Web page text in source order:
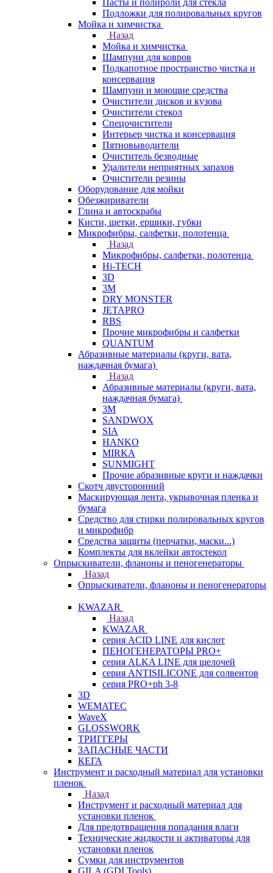
Пасты и полироли для стекла
Подложки для полировальных кругов
Мойка и химчистка
Назад
Мойка и химчистка
Шампуни для ковров
Подкапотное пространство чистка и
консервация
Шампуни и моющие средства
Очистители дисков и кузова
Очистители стекол
Спецочистители
Интерьер чистка и консервация
Пятновыводители
Очиститель безводные
Удалители неприятных запахов
Очистители резины
Оборудование для мойки
Обезжириватели
Глина и автоскрабы
Кисти, щетки, ершики, губки
Микрофибры, салфетки, полотенца
Назад
Микрофибры, салфетки, полотенца
Hi-TECH
3D
3М
DRY MONSTER
JETAPRO
RBS
Прочие микрофибры и салфетки
QUANTUM
Абразивные материалы (круги, вата,
наждачная бумага)
Назад
Абразивные материалы (круги, вата,
наждачная бумага)
3М
SANDWOX
SIA
HANKO
MIRKA
SUNMIGHT
Прочие абразивные круги и наждачки
Скотч двусторонний
Маскирующая лента, укрывочная пленка и
бумага
Средство для стирки полировальных кругов
и микрофибр
Средства защиты (перчатки, маски...)
Комплекты для вклейки автостекол
Опрыскиватели, фланоны и пеногенераторы
Назад
Опрыскиватели, фланоны и пеногенераторы
KWAZAR
Назад
KWAZAR
серия ACID LINE для кислот
ПЕНОГЕНЕРАТОРЫ PRO+
серия ALKA LINE для щелочей
серия ANTISILICONE для солвентов
серия PRO+ph 3-8
3D
WEMATEC
WaveX
GLOSSWORK
ТРИГГЕРЫ
ЗАПАСНЫЕ ЧАСТИ
КЕГА
Инструмент и расходный материал для установки
пленок
Назад
Инструмент и расходный материал для
установки пленок
Для предотвращения попадания влаги
Технические жидкости и активаторы для
установки пленок
Сумки для инструментов
GILA (GDI Tools)